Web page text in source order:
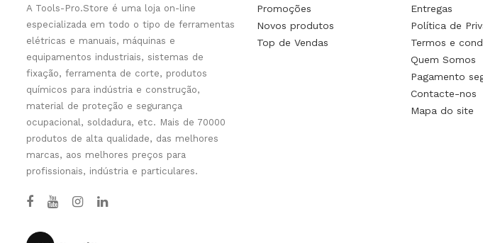
A Tools-Pro.Store é uma loja on-line
especializada em todo o tipo de ferramentas
elétricas e manuais, máquinas e
equipamentos industriais, sistemas de
fixação, ferramenta de corte, produtos
químicos para indústria e construção,
material de proteção e segurança
ocupacional, soldadura, etc. Mais de 70000
produtos de alta qualidade, das melhores
marcas, aos melhores preços para
profissionais, indústria e particulares.
Promoções
Novos produtos
Top de Vendas
Entregas
Política de
Termos e
Quem Somos
Pagamento
Contacte-nos
Mapa do site